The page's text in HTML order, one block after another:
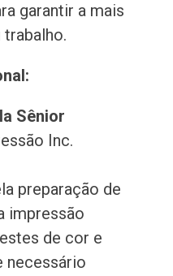
garantir a mais
trabalho.
Sênior
Inc.
preparação de
impressão
de cor e
necessário